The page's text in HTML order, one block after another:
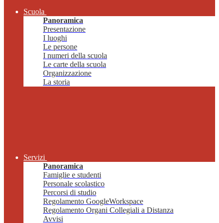
Scuola
Panoramica
Presentazione
I luoghi
Le persone
I numeri della scuola
Le carte della scuola
Organizzazione
La storia
Servizi
Panoramica
Famiglie e studenti
Personale scolastico
Percorsi di studio
Regolamento GoogleWorkspace
Regolamento Organi Collegiali a Distanza
Avvisi